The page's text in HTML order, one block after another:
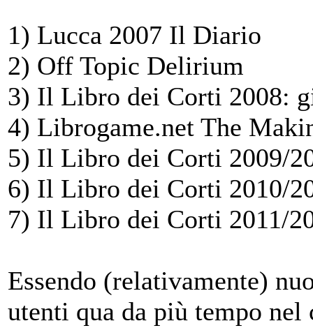
1) Lucca 2007 Il Diario
2) Off Topic Delirium
3) Il Libro dei Corti 2008:
4) Librogame.net The
5) Il Libro dei Corti 2009/
6) Il Libro dei Corti 2010/
7) Il Libro dei Corti 2011/
Essendo (relativamente)
utenti qua da più tempo